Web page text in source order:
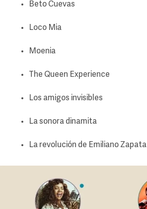
Beto Cuevas
Loco Mia
Moenia
The Queen Experience
Los amigos invisibles
La sonora dinamita
La revolución de Emiliano Zapata